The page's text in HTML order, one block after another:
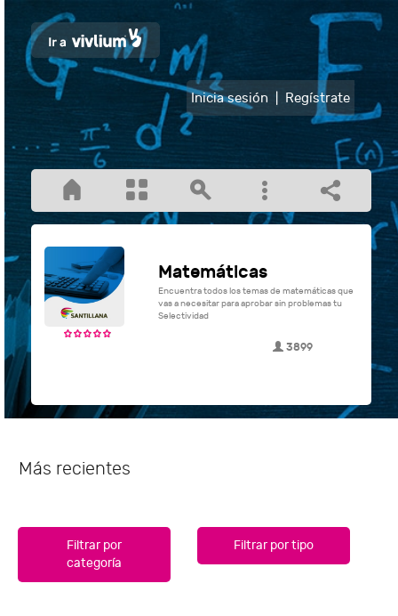
Inicia sesión Regístrate
Matemáticas
Encuentra todos los temas de matemáticas que
vas a necesitar para aprobar sin problemas tu
Selectividad
3899
Más recientes
Filtrar por
categoría
Filtrar por tipo